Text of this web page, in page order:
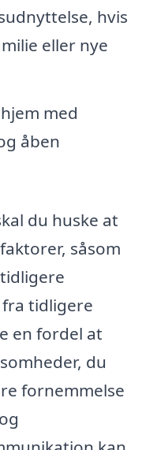
hvis
eller nye
med
åben
du huske at
såsom
tidligere
en fordel at
du
fornemmelse